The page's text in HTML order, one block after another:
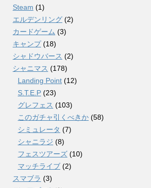
Steam (1)
エルデンリング (2)
カードゲーム (3)
キャンプ(18)
シャドウバース (2)
シャニマス (178)
Landing Point (12)
S.T.E.P (23)
グレフェス (103)
このガチャ引くべきか (58)
シミュレータ (7)
シャニラジ (8)
フェスツアーズ (10)
マッチライブ (2)
スマブラ (3)